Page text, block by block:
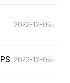
2022-12-05›
2022-12-05›